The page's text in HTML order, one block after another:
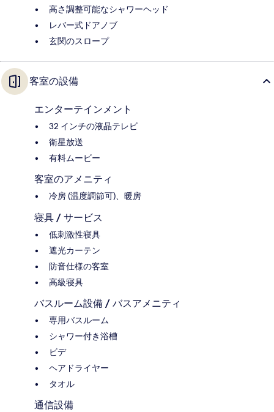
高さ調整可能なシャワーヘッド
レバー式ドアノブ
玄関のスロープ
客室の設備
エンターテインメント
32 インチの液晶テレビ
衛星放送
有料ムービー
客室のアメニティ
冷房 (温度調節可)、暖房
寝具 / サービス
低刺激性寝具
遮光カーテン
防音仕様の客室
高級寝具
バスルーム設備 / バスアメニティ
専用バスルーム
シャワー付き浴槽
ビデ
ヘアドライヤー
タオル
通信設備